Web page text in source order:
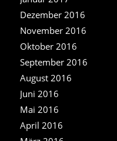
Dezember 2016
November 2016
Oktober 2016
September 2016
August 2016
Juni 2016
Mai 2016
April 2016